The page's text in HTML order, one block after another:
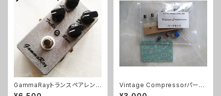
GammaRayトランスペアレント
系ODキット【BASIC KIT】
Vintage Compressorパーツ
セット